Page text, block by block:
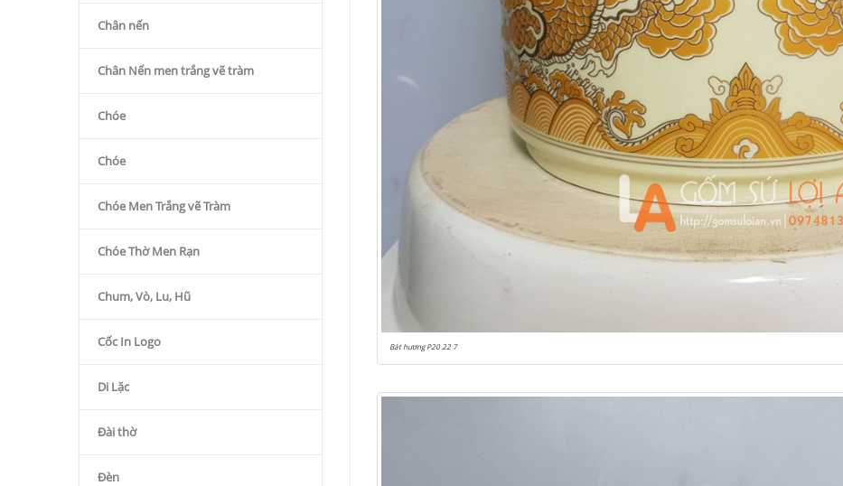
Chân nến
Chân Nến men trắng vẽ tràm
Chóe
Chóe
Chóe Men Trắng vẽ Tràm
Chóe Thờ Men Rạn
Chum, Vò, Lu, Hũ
Cốc In Logo
Di Lặc
Đài thờ
Đèn
Bát hương P20 22 7